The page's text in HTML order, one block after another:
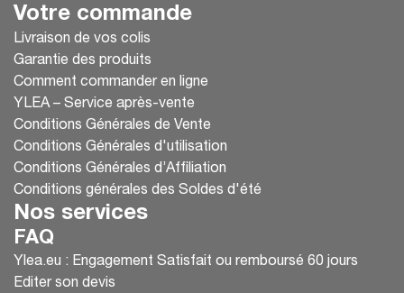
Votre commande
Livraison de vos colis
Garantie des produits
Comment commander en ligne
YLEA – Service après-vente
Conditions Générales de Vente
Conditions Générales d'utilisation
Conditions Générales d’Affiliation
Conditions générales des Soldes d'été
Nos services
FAQ
Ylea.eu : Engagement Satisfait ou remboursé 60 jours
Editer son devis